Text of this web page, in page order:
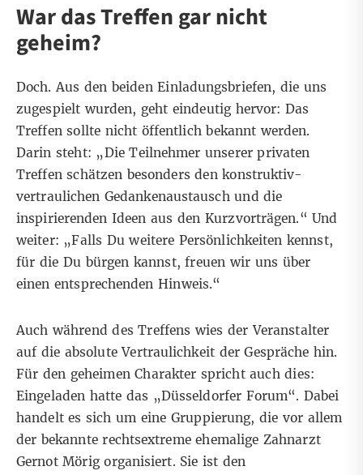
War das Treffen gar nicht
geheim?
Doch. Aus den beiden Einladungsbriefen, die uns
zugespielt wurden, geht eindeutig hervor: Das
Treffen sollte nicht öffentlich bekannt werden.
Darin steht: „Die Teilnehmer unserer privaten
Treffen schätzen besonders den konstruktiv-
vertraulichen Gedankenaustausch und die
inspirierenden Ideen aus den Kurzvorträgen.“ Und
weiter: „Falls Du weitere Persönlichkeiten kennst,
für die Du bürgen kannst, freuen wir uns über
einen entsprechenden Hinweis.“
Auch während des Treffens wies der Veranstalter
auf die absolute Vertraulichkeit der Gespräche hin.
Für den geheimen Charakter spricht auch dies:
Eingeladen hatte das „Düsseldorfer Forum“. Dabei
handelt es sich um eine Gruppierung, die vor allem
der bekannte rechtsextreme ehemalige Zahnarzt
Gernot Mörigorganisiert. Sie ist den